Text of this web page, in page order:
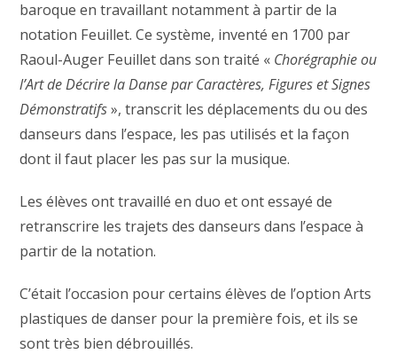
baroque en travaillant notamment à partir de la
notation Feuillet. Ce système, inventé en 1700 par
Raoul-Auger Feuillet dans son traité « Chorégraphie ou
l’Art de Décrire la Danse par Caractères, Figures et Signes
Démonstratifs», transcrit les déplacements du ou des
danseurs dans l’espace, les pas utilisés et la façon
dont il faut placer les pas sur la musique.
Les élèves ont travaillé en duo et ont essayé de
retranscrire les trajets des danseurs dans l’espace à
partir de la notation.
C’était l’occasion pour certains élèves de l’option Arts
plastiques de danser pour la première fois, et ils se
sont très bien débrouillés.